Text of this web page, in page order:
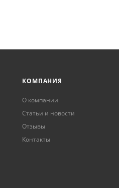
КОМПАНИЯ
О компании
Статьи и новости
Отзывы
Контакты